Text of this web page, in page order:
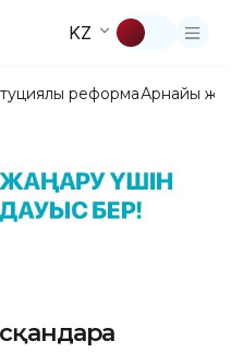
KZ
реформаАрнайы